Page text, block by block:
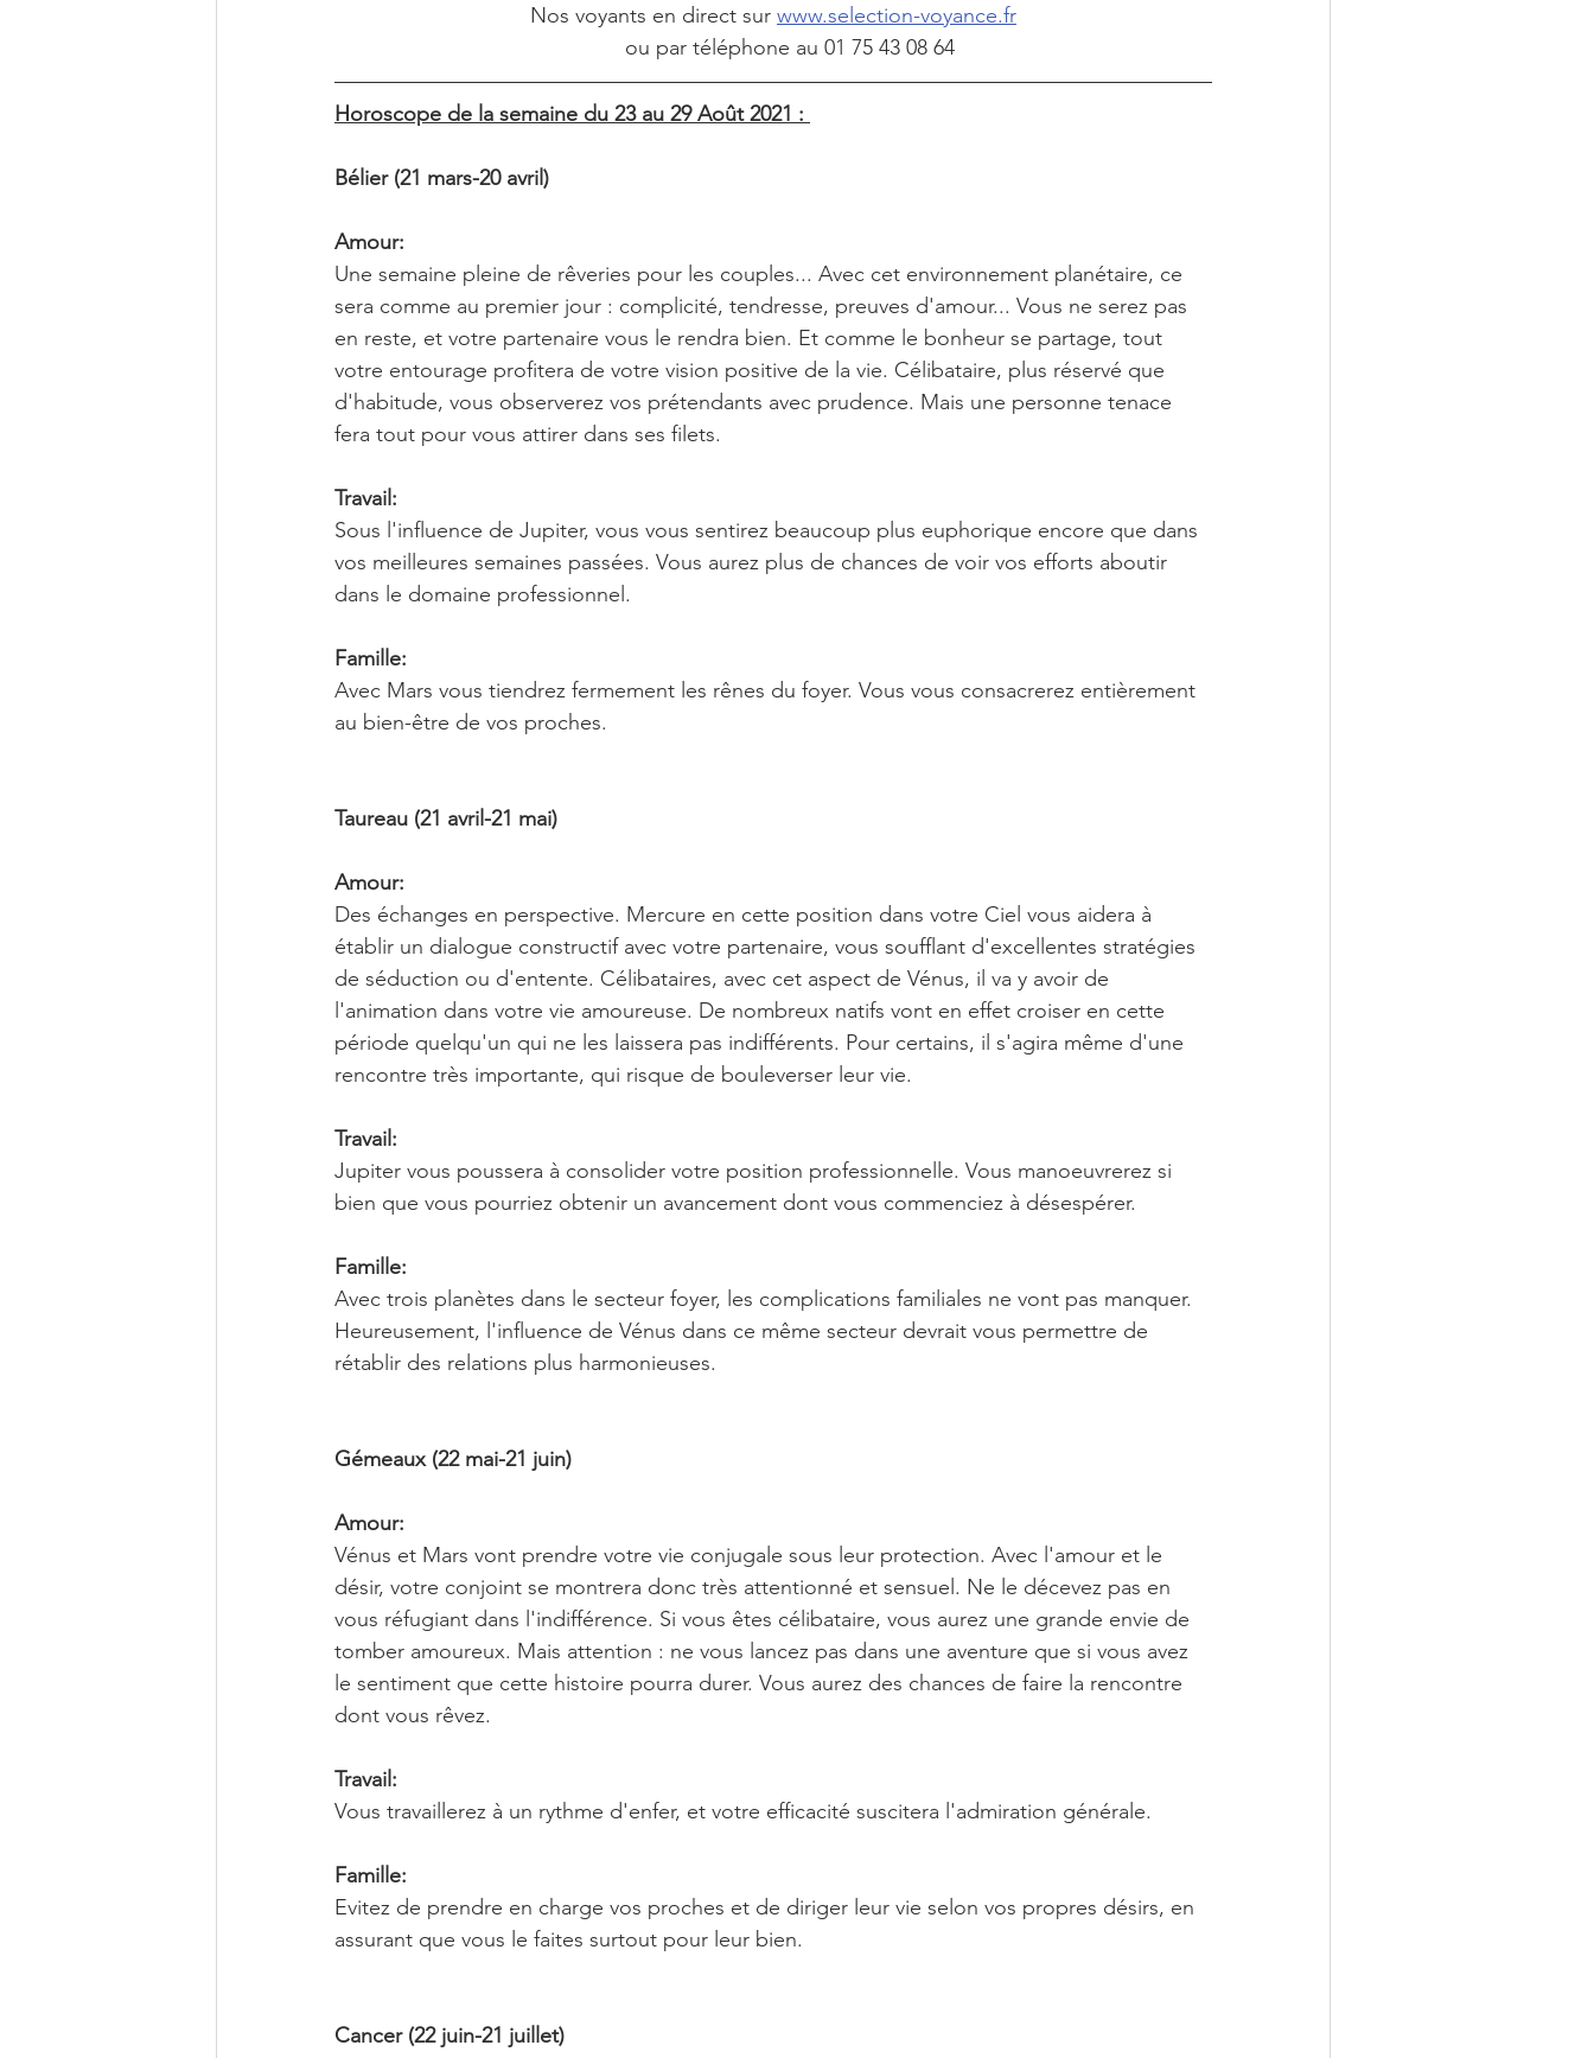
Nos voyants en direct sur www.selection-voyance.fr
                                                 ou par téléphone au 01 75 43 08 64
Horoscope de la semaine du 23 au 29 Août 2021 :
Bélier (21 mars-20 avril)
Amour:
Une semaine pleine de rêveries pour les couples... Avec cet environnement planétaire, ce
sera comme au premier jour : complicité, tendresse, preuves d'amour... Vous ne serez pas
en reste, et votre partenaire vous le rendra bien. Et comme le bonheur se partage, tout
votre entourage profitera de votre vision positive de la vie. Célibataire, plus réservé que
d'habitude, vous observerez vos prétendants avec prudence. Mais une personne tenace
fera tout pour vous attirer dans ses filets.
Travail:
Sous l'influence de Jupiter, vous vous sentirez beaucoup plus euphorique encore que dans
vos meilleures semaines passées. Vous aurez plus de chances de voir vos efforts aboutir
dans le domaine professionnel.
Famille:
Avec Mars vous tiendrez fermement les rênes du foyer. Vous vous consacrerez entièrement
au bien-être de vos proches.
Taureau (21 avril-21 mai)
Amour:
Des échanges en perspective. Mercure en cette position dans votre Ciel vous aidera à
établir un dialogue constructif avec votre partenaire, vous soufflant d'excellentes stratégies
de séduction ou d'entente. Célibataires, avec cet aspect de Vénus, il va y avoir de
l'animation dans votre vie amoureuse. De nombreux natifs vont en effet croiser en cette
période quelqu'un qui ne les laissera pas indifférents. Pour certains, il s'agira même d'une
rencontre très importante, qui risque de bouleverser leur vie.
Travail:
Jupiter vous poussera à consolider votre position professionnelle. Vous manoeuvrerez si
bien que vous pourriez obtenir un avancement dont vous commenciez à désespérer.
Famille:
Avec trois planètes dans le secteur foyer, les complications familiales ne vont pas manquer.
Heureusement, l'influence de Vénus dans ce même secteur devrait vous permettre de
rétablir des relations plus harmonieuses.
Gémeaux (22 mai-21 juin)
Amour:
Vénus et Mars vont prendre votre vie conjugale sous leur protection. Avec l'amour et le
désir, votre conjoint se montrera donc très attentionné et sensuel. Ne le décevez pas en
vous réfugiant dans l'indifférence. Si vous êtes célibataire, vous aurez une grande envie de
tomber amoureux. Mais attention : ne vous lancez pas dans une aventure que si vous avez
le sentiment que cette histoire pourra durer. Vous aurez des chances de faire la rencontre
dont vous rêvez.
Travail:
Vous travaillerez à un rythme d'enfer, et votre efficacité suscitera l'admiration générale.
Famille:
Evitez de prendre en charge vos proches et de diriger leur vie selon vos propres désirs, en
assurant que vous le faites surtout pour leur bien.
Cancer (22 juin-21 juillet)